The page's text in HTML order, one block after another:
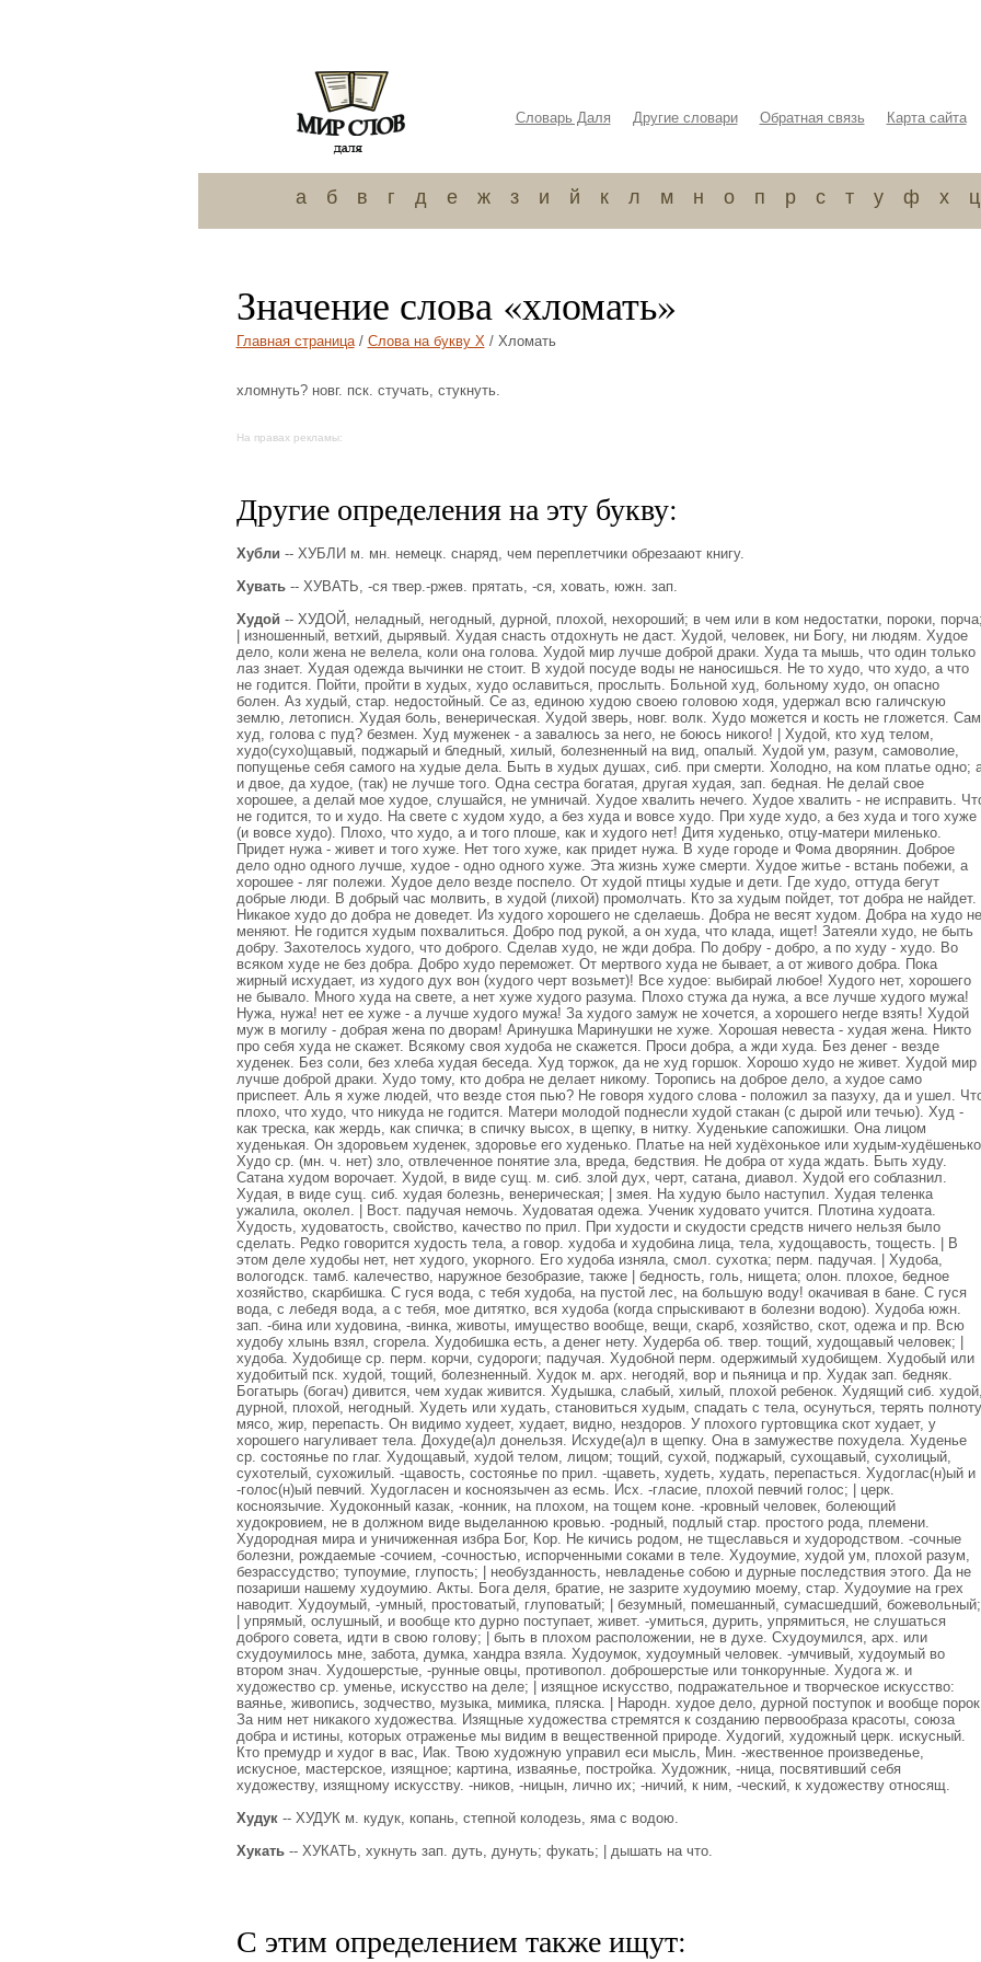
Словарь Даля Другие словари Обратная связь Карта сайта
а б в г д е ж з и й к л м н о п р с т у ф х ц
Значение слова «хломать»
Главная страница/ Слова на букву Х/ Хломать
хломнуть? новг. пск. стучать, стукнуть.
На правах рекламы:
Другие определения на эту букву:
Хубли -- ХУБЛИ м. мн. немецк. снаряд, чем переплетчики обрезаают книгу.
Хувать-- ХУВАТЬ, -ся твер.-ржев. прятать, -ся, ховать, южн. зап.
Худой -- ХУДОЙ, неладный, негодный, дурной, плохой, нехороший; в чем или в ком недостатки, пороки, порча;
| изношенный, ветхий, дырявый. Худая снасть отдохнуть не даст. Худой, человек, ни Богу, ни людям. Худое
дело, коли жена не велела, коли она голова. Худой мир лучше доброй драки. Худа та мышь, что один только
лаз знает. Худая одежда вычинки не стоит. В худой посуде воды не наносишься. Не то худо, что худо, а что
не годится. Пойти, пройти в худых, худо ославиться, прослыть. Больной худ, больному худо, он опасно
болен. Аз худый, стар. недостойный. Се аз, единою худою своею головою ходя, удержал всю галичскую
землю, летописн. Худая боль, венерическая. Худой зверь, новг. волк. Худо можется и кость не гложется. Сам
худ, голова с пуд? безмен. Худ муженек - а завалюсь за него, не боюсь никого! | Худой, кто худ телом,
худо(сухо)щавый, поджарый и бледный, хилый, болезненный на вид, опалый. Худой ум, разум, самоволие,
попущенье себя самого на худые дела. Быть в худых душах, сиб. при смерти. Холодно, на ком платье одно;
и двое, да худое, (так) не лучше того. Одна сестра богатая, другая худая, зап. бедная. Не делай свое
хорошее, а делай мое худое, слушайся, не умничай. Худое хвалить нечего. Худое хвалить - не исправить.
не годится, то и худо. На свете с худом худо, а без худа и вовсе худо. При худе худо, а без худа и того хуже
(и вовсе худо). Плохо, что худо, а и того плоше, как и худого нет! Дитя худенько, отцу-матери миленько.
Придет нужа - живет и того хуже. Нет того хуже, как придет нужа. В худе городе и Фома дворянин. Доброе
дело одно одного лучше, худое - одно одного хуже. Эта жизнь хуже смерти. Худое житье - встань побежи, а
хорошее - ляг полежи. Худое дело везде поспело. От худой птицы худые и дети. Где худо, оттуда бегут
добрые люди. В добрый час молвить, в худой (лихой) промолчать. Кто за худым пойдет, тот добра не найдет.
Никакое худо до добра не доведет. Из худого хорошего не сделаешь. Добра не весят худом. Добра на худо не
меняют. Не годится худым похвалиться. Добро под рукой, а он худа, что клада, ищет! Затеяли худо, не быть
добру. Захотелось худого, что доброго. Сделав худо, не жди добра. По добру - добро, а по худу - худо. Во
всяком худе не без добра. Добро худо переможет. От мертвого худа не бывает, а от живого добра. Пока
жирный исхудает, из худого дух вон (худого черт возьмет)! Все худое: выбирай любое! Худого нет, хорошего
не бывало. Много худа на свете, а нет хуже худого разума. Плохо стужа да нужа, а все лучше худого мужа!
Нужа, нужа! нет ее хуже - а лучше худого мужа! За худого замуж не хочется, а хорошего негде взять! Худой
муж в могилу - добрая жена по дворам! Аринушка Маринушки не хуже. Хорошая невеста - худая жена. Никто
про себя худа не скажет. Всякому своя худоба не скажется. Проси добра, а жди худа. Без денег - везде
худенек. Без соли, без хлеба худая беседа. Худ торжок, да не худ горшок. Хорошо худо не живет. Худой мир
лучше доброй драки. Худо тому, кто добра не делает никому. Торопись на доброе дело, а худое само
приспеет. Аль я хуже людей, что везде стоя пью? Не говоря худого слова - положил за пазуху, да и ушел.
плохо, что худо, что никуда не годится. Матери молодой поднесли худой стакан (с дырой или течью). Худ -
как треска, как жердь, как спичка; в спичку высох, в щепку, в нитку. Худенькие сапожишки. Она лицом
худенькая. Он здоровьем худенек, здоровье его худенько. Платье на ней худёхонькое или худым-
Худо ср. (мн. ч. нет) зло, отвлеченное понятие зла, вреда, бедствия. Не добра от худа ждать. Быть худу.
Сатана худом ворочает. Худой, в виде сущ. м. сиб. злой дух, черт, сатана, диавол. Худой его соблазнил.
Худая, в виде сущ. сиб. худая болезнь, венерическая; | змея. На худую было наступил. Худая теленка
ужалила, околел. | Вост. падучая немочь. Худоватая одежа. Ученик худовато учится. Плотина худоата.
Худость, худоватость, свойство, качество по прил. При худости и скудости средств ничего нельзя было
сделать. Редко говорится худость тела, а говор. худоба и худобина лица, тела, худощавость, тощесть. | В
этом деле худобы нет, нет худого, укорного. Его худоба изняла, смол. сухотка; перм. падучая. | Худоба,
вологодск. тамб. калечество, наружное безобразие, также | бедность, голь, нищета; олон. плохое, бедное
хозяйство, скарбишка. С гуся вода, с тебя худоба, на пустой лес, на большую воду! окачивая в бане. С гуся
вода, с лебедя вода, а с тебя, мое дитятко, вся худоба (когда спрыскивают в болезни водою). Худоба южн.
зап. -бина или худовина, -винка, животы, имущество вообще, вещи, скарб, хозяйство, скот, одежа и пр. Всю
худобу хлынь взял, сгорела. Худобишка есть, а денег нету. Худерба об. твер. тощий, худощавый человек; |
худоба. Худобище ср. перм. корчи, судороги; падучая. Худобной перм. одержимый худобищем. Худобый или
худобитый пск. худой, тощий, болезненный. Худок м. арх. негодяй, вор и пьяница и пр. Худак зап. бедняк.
Богатырь (богач) дивится, чем худак живится. Худышка, слабый, хилый, плохой ребенок. Худящий сиб. худой,
дурной, плохой, негодный. Худеть или худать, становиться худым, спадать с тела, осунуться, терять
мясо, жир, перепасть. Он видимо худеет, худает, видно, нездоров. У плохого гуртовщика скот худает, у
хорошего нагуливает тела. Дохуде(а)л донельзя. Исхуде(а)л в щепку. Она в замужестве похудела. Худенье
ср. состоянье по глаг. Худощавый, худой телом, лицом; тощий, сухой, поджарый, сухощавый, сухолицый,
сухотелый, сухожилый. -щавость, состоянье по прил. -щаветь, худеть, худать, перепасться. Худоглас(н)ый и
-голос(н)ый певчий. Худогласен и косноязычен аз есмь. Исх. -гласие, плохой певчий голос; | церк.
косноязычие. Худоконный казак, -конник, на плохом, на тощем коне. -кровный человек, болеющий
худокровием, не в должном виде выделанною кровью. -родный, подлый стар. простого рода, племени.
Худородная мира и уничиженная избра Бог, Кор. Не кичись родом, не тщеславься и худородством. -сочные
болезни, рождаемые -сочием, -сочностью, испорченными соками в теле. Худоумие, худой ум, плохой разум,
безрассудство; тупоумие, глупость; | необузданность, невладенье собою и дурные последствия этого. Да не
позариши нашему худоумию. Акты. Бога деля, братие, не зазрите худоумию моему, стар. Худоумие на грех
наводит. Худоумый, -умный, простоватый, глуповатый; | безумный, помешанный, сумасшедший, божевольный;
| упрямый, ослушный, и вообще кто дурно поступает, живет. -умиться, дурить, упрямиться, не слушаться
доброго совета, идти в свою голову; | быть в плохом расположении, не в духе. Схудоумился, арх. или
схудоумилось мне, забота, думка, хандра взяла. Худоумок, худоумный человек. -умчивый, худоумый во
втором знач. Худошерстые, -рунные овцы, противопол. доброшерстые или тонкорунные. Худога ж. и
художество ср. уменье, искусство на деле; | изящное искусство, подражательное и творческое искусство:
ваянье, живопись, зодчество, музыка, мимика, пляска. | Народн. худое дело, дурной поступок и вообще
За ним нет никакого художества. Изящные художества стремятся к созданию первообраза красоты, союза
добра и истины, которых отраженье мы видим в вещественной природе. Худогий, художный церк. искусный.
Кто премудр и худог в вас, Иак. Твою художную управил еси мысль, Мин. -жественное произведенье,
искусное, мастерское, изящное; картина, изваянье, постройка. Художник, -ница, посвятивший себя
художеству, изящному искусству. -ников, -ницын, лично их; -ничий, к ним, -ческий, к художеству относящ.
Худук-- ХУДУК м. кудук, копань, степной колодезь, яма с водою.
Хукать-- ХУКАТЬ, хукнуть зап. дуть, дунуть; фукать; | дышать на что.
С этим определением также ищут: